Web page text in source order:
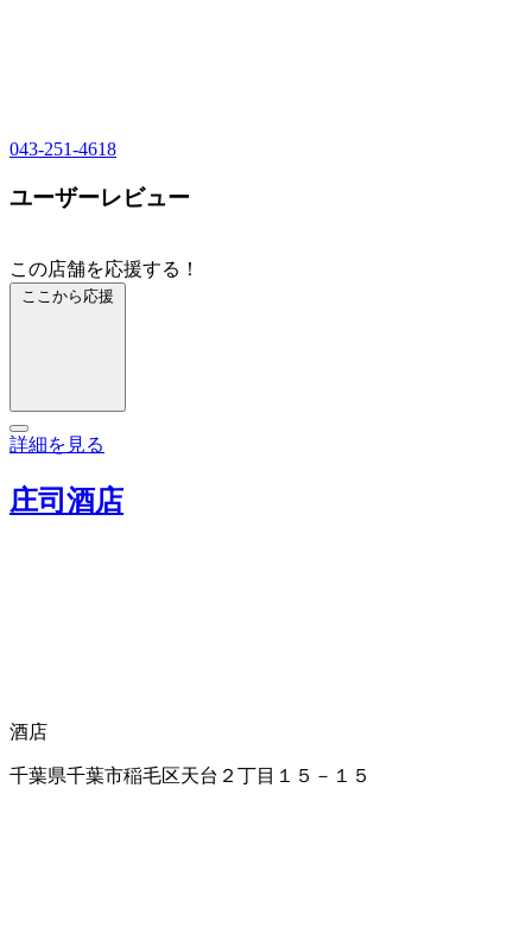
043-251-4618
ユーザーレビュー
この店舗を応援する！
ここから応援
詳細を見る
庄司酒店
酒店
千葉県千葉市稲毛区天台２丁目１５－１５